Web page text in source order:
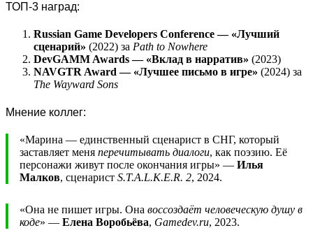
ТОП-3 наград:
Russian Game Developers Conference — «Лучший
сценарий» (2022) за Path to Nowhere
DevGAMM Awards — «Вклад в нарратив» (2023)
NAVGTR Award — «Лучшее письмо в игре» (2024) за
The Wayward Sons
Мнение коллег:
«Марина — единственный сценарист в СНГ, который
заставляет меня перечитывать диалоги, как поэзию. Её
персонажи живут после окончания игры» — Илья
Малков, сценарист S.T.A.L.K.E.R. 2, 2024.
«Она не пишет игры. Она воссоздаёт человеческую душу в
коде» — Елена Воробьёва, Gamedev.ru, 2023.